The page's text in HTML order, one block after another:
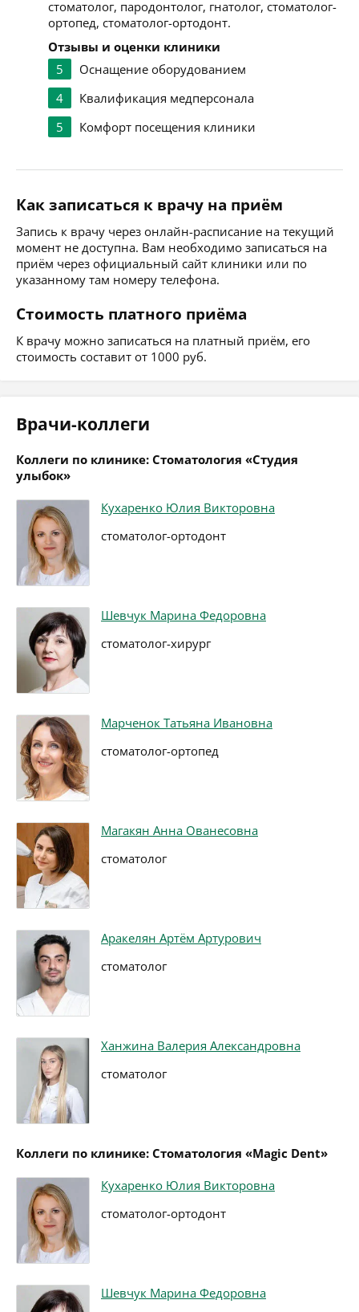
стоматолог, пародонтолог, гнатолог, стоматолог-
ортопед, стоматолог-ортодонт.
Отзывы и оценки клиники
5
Оснащение оборудованием
4
Квалификация медперсонала
5
Комфорт посещения клиники
Как записаться к врачу на приём
Запись к врачу через онлайн-расписание на текущий
момент не доступна. Вам необходимо записаться на
приём через официальный сайт клиники или по
указанному там номеру телефона.
Стоимость платного приёма
К врачу можно записаться на платный приём, его
стоимость составит от 1000 руб.
Врачи-коллеги
Коллеги по клинике: Стоматология «Студия
улыбок»
Кухаренко Юлия Викторовна
стоматолог-ортодонт
Шевчук Марина Федоровна
стоматолог-хирург
Марченок Татьяна Ивановна
стоматолог-ортопед
Магакян Анна Ованесовна
стоматолог
Аракелян Артём Артурович
стоматолог
Ханжина Валерия Александровна
стоматолог
Коллеги по клинике: Стоматология «Magic Dent»
Кухаренко Юлия Викторовна
стоматолог-ортодонт
Шевчук Марина Федоровна